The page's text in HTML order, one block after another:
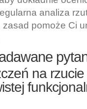
analiza
pomoże Ci
na